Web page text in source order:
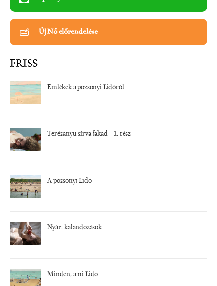
Új Nő előrendelése
FRISS
Emlékek a pozsonyi Lidóról
Terézanyu sírva fakad – 1. rész
A pozsonyi Lido
Nyári kalandozások
Minden, ami Lido